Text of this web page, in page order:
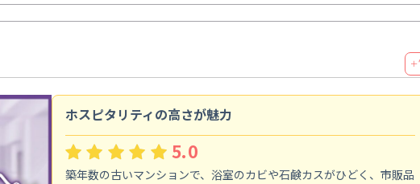
＋
ホスピタリティの高さが魅力
5.0
築年数の古いマンションで、浴室のカビや石鹸カスがひどく、市販品